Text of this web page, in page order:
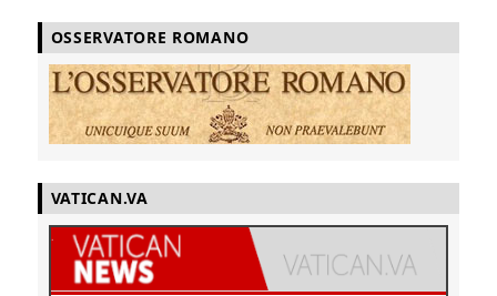
OSSERVATORE ROMANO
VATICAN.VA